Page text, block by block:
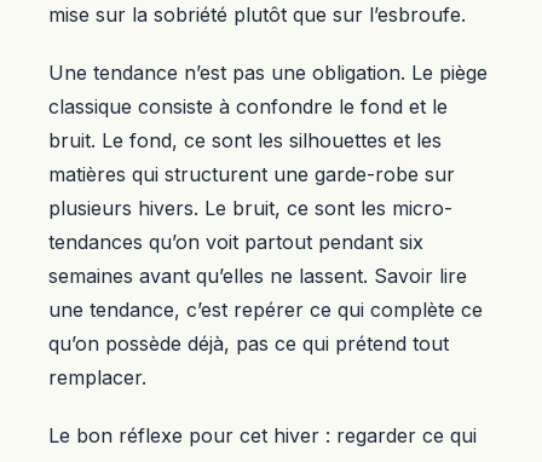
mise sur la sobriété plutôt que sur l’esbroufe.
Une tendance n’est pas une obligation. Le piège
classique consiste à confondre le fond et le
bruit. Le fond, ce sont les silhouettes et les
matières qui structurent une garde-robe sur
plusieurs hivers. Le bruit, ce sont les micro-
tendances qu’on voit partout pendant six
semaines avant qu’elles ne lassent. Savoir lire
une tendance, c’est repérer ce qui complète ce
qu’on possède déjà, pas ce qui prétend tout
remplacer.
Le bon réflexe pour cet hiver : regarder ce qui